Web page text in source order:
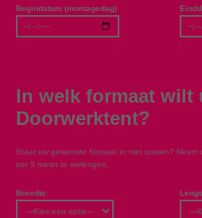
Begindatum (montagedag)
In welk formaat wilt
Doorwerktent?
Staat uw gewenste formaat er niet tussen?
per 5 meter te verlengen.
Breedte: